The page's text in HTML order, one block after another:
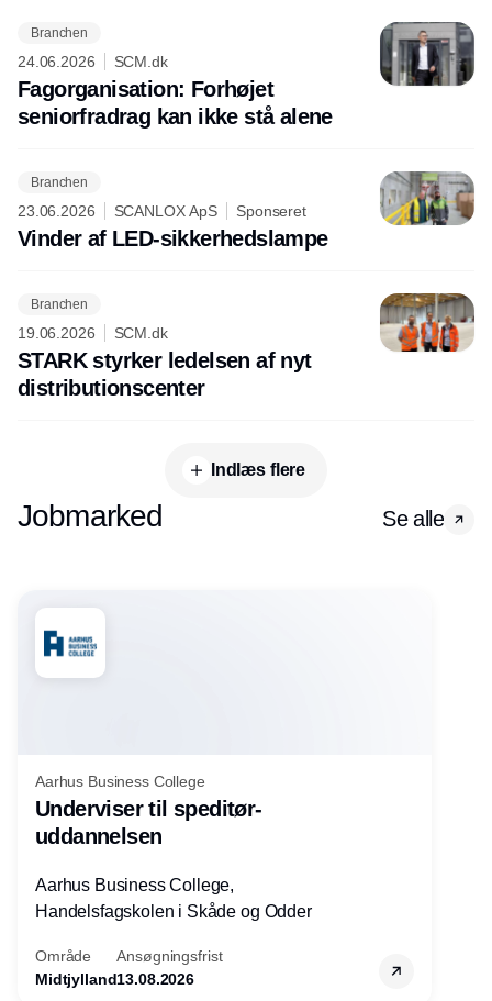
Branchen
24.06.2026 SCM.dk
Fagorganisation: Forhøjet
seniorfradrag kan ikke stå alene
Branchen
23.06.2026 SCANLOX ApS Sponseret
Vinder af LED-sikkerhedslampe
Branchen
19.06.2026 SCM.dk
STARK styrker ledelsen af nyt
distributionscenter
Indlæs flere
Jobmarked Se alle
Aarhus Business College
Underviser til speditør-
uddannelsen
Aarhus Business College,
Handelsfagskolen i Skåde og Odder
Område
Midtjylland
Ansøgningsfrist
13.08.2026